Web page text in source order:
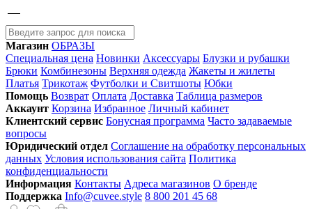
Магазин ОБРАЗЫ
Специальная цена Новинки Аксессуары Блузки и рубашки
Брюки Комбинезоны Верхняя одежда Жакеты и жилеты
Платья Трикотаж Футболки и Свитшоты Юбки
Помощь Возврат Оплата Доставка Таблица размеров
Аккаунт Корзина Избранное Личный кабинет
Клиентский сервис Бонусная программа Часто задаваемые
вопросы
Юридический отдел Соглашение на обработку персональных
данных Условия использования сайта Политика
конфиденциальности
Информация Контакты Адреса магазинов О бренде
Поддержка Info@cuvee.style 8 800 201 45 68